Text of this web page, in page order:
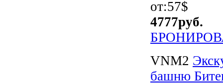
от:57$
4777руб.
VNM2
башню